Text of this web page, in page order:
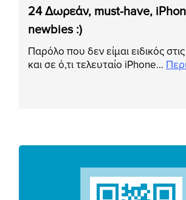
24 Δωρεάν, must-have,
newbies :)
Παρόλο που δεν είμαι ειδικός
και σε ό,τι τελευταίο iPhone…